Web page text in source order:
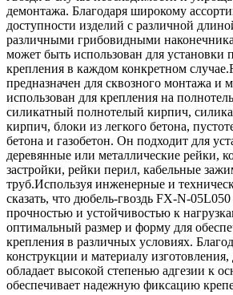
демонтажа. Благодаря широкому
доступности изделий с различной
различными грибовидными
может быть использован для установки
крепления в каждом конкретном
предназначен для сквозного монтажа и
использован для крепления на
силикатный полнотелый кирпич,
кирпич, блоки из легкого бетона,
бетона и газобетон. Он подходит для
деревянные или металлические рейки,
застройки, рейки перил, кабельные
труб.Используя инженерные и
сказать, что дюбель-гвоздь FX-N-
прочностью и устойчивостью к
оптимальный размер и форму для
крепления в различных условиях.
конструкции и материалу
обладает высокой степенью адгезии к
обеспечивает надежную фиксацию